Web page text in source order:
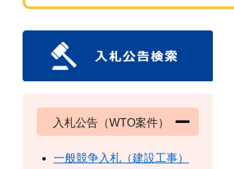
入札公告（WTO案件）
一般競争入札（建設工事）